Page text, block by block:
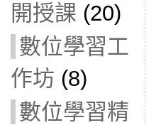
開授課 (20)
數位學習工
作坊 (8)
數位學習精